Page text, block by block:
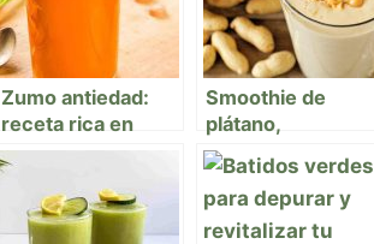
Zumo antiedad:
receta rica en
betacarotenos
para cuidar tu piel
desde dentro 🥕🍊
Smoothie de
plátano,
mantequilla de
cacahuete y
proteína vegetal 🍌
💪🥤